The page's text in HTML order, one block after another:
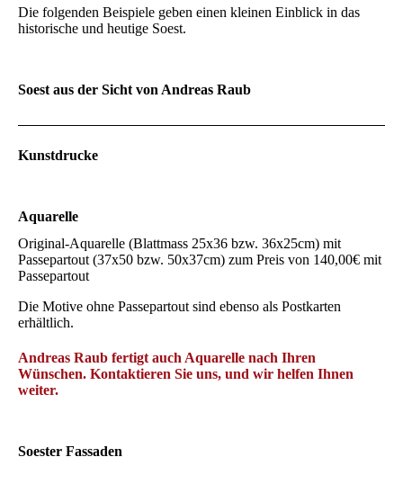
Die folgenden Beispiele geben einen kleinen Einblick in das
historische und heutige Soest.
Soest aus der Sicht von Andreas Raub
Kunstdrucke
Aquarelle
Original-Aquarelle (Blattmass 25x36 bzw. 36x25cm) mit
Passepartout (37x50 bzw. 50x37cm) zum Preis von 140,00€ mit
Passepartout
Die Motive ohne Passepartout sind ebenso als Postkarten
erhältlich.
Andreas Raub fertigt auch Aquarelle nach Ihren
Wünschen. Kontaktieren Sie uns, und wir helfen Ihnen
weiter.
Soester Fassaden